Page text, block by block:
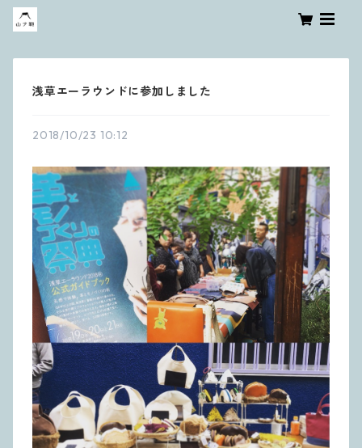
浅草エーラウンドに参加しました
2018/10/23 10:12